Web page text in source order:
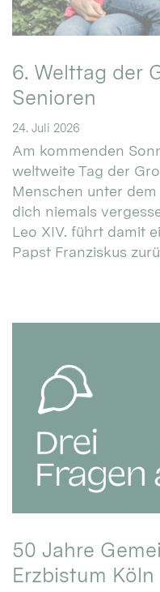
6. Welttag der
Senioren
24. Juli 2026
Am kommenden
weltweite Tag der
Menschen unter
dich niemals
Leo XIV. führt damit
Papst Franziskus
50 Jahre
Erzbistum Köln